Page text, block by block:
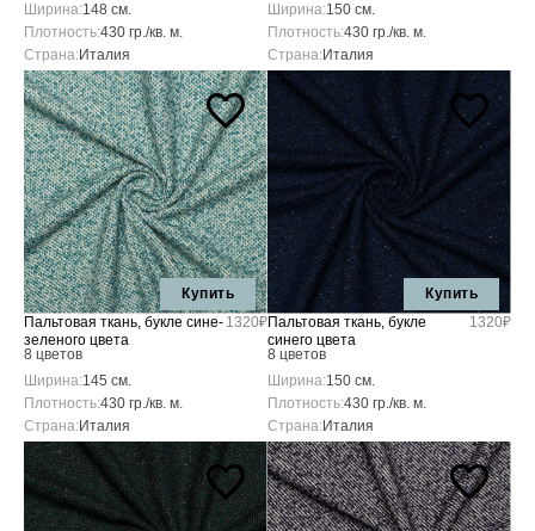
Ширина:148 см.
Плотность:430 гр./кв. м.
Страна:Италия
Ширина:150 см.
Плотность:430 гр./кв. м.
Страна:Италия
Купить
Пальтовая ткань, букле сине-
зеленого цвета
8 цветов
1320₽
Ширина:145 см.
Плотность:430 гр./кв. м.
Страна:Италия
Купить
Пальтовая ткань, букле
синего цвета
8 цветов
1320₽
Ширина:150 см.
Плотность:430 гр./кв. м.
Страна:Италия